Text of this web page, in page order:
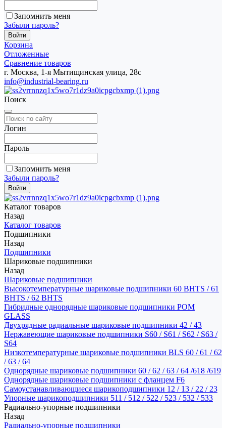
Запомнить меня
Забыли пароль?
Корзина
Отложенные
Сравнение товаров
г. Москва, 1-я Мытищинская улица, 28с
info@industrial-bearing.ru
Поиск
Логин
Пароль
Запомнить меня
Забыли пароль?
Каталог товаров
Назад
Каталог товаров
Подшипники
Назад
Подшипники
Шариковые подшипники
Назад
Шариковые подшипники
Высокотемпературные шариковые подшипники 60 BHTS / 61
BHTS / 62 BHTS
Гибридные однорядные шариковые подшипники POM
GLASS
Двухрядные радиальные шариковые подшипники 42 / 43
Нержавеющие шариковые подшипники S60 / S61 / S62 / S63 /
S64
Низкотемпературные шариковые подшипники BLS 60 / 61 / 62
/ 63 / 64
Однорядные шариковые подшипники 60 / 62 / 63 / 64 /618 /619
Однорядные шариковые подшипники с фланцем F6
Самоустанавливающиеся шарикоподшипники 12 / 13 / 22 / 23
Упорные шарикоподшипники 511 / 512 / 522 / 523 / 532 / 533
Радиально-упорные подшипники
Назад
Радиально-упорные подшипники